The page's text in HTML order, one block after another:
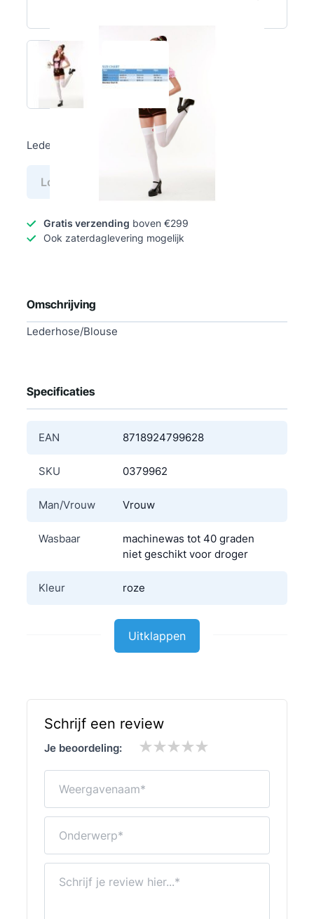
Lederhose Beer Girl 3 delig Maat S
Log in voor prijs
Gratis verzending boven €299
Ook zaterdaglevering mogelijk
Omschrijving
Lederhose/Blouse
Specificaties
EAN 8718924799628
SKU 0379962
Man/Vrouw Vrouw
Wasbaar
machinewas tot 40 graden
niet geschikt voor droger
Kleur roze
Polyester
Uitklappen
Schrijf een review
Je beoordeling: